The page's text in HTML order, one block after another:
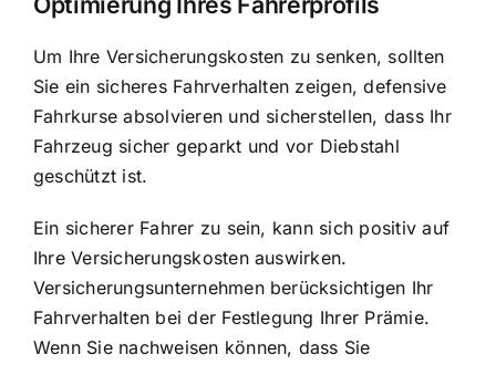
Um Ihre Versicherungskosten zu senken, sollten
Sie ein sicheres Fahrverhalten zeigen, defensive
Fahrkurse absolvieren und sicherstellen, dass Ihr
Fahrzeug sicher geparkt und vor Diebstahl
geschützt ist.
Ein sicherer Fahrer zu sein, kann sich positiv auf
Ihre Versicherungskosten auswirken.
Versicherungsunternehmen berücksichtigen Ihr
Fahrverhalten bei der Festlegung Ihrer Prämie.
Wenn Sie nachweisen können, dass Sie